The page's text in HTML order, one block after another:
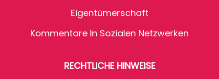
Eigentümerschaft
Kommentare In Sozialen Netzwerken
RECHTLICHE HINWEISE